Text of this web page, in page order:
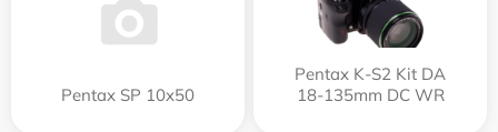
Pentax SP 10x50
Pentax K-S2 Kit DA
18-135mm DC WR